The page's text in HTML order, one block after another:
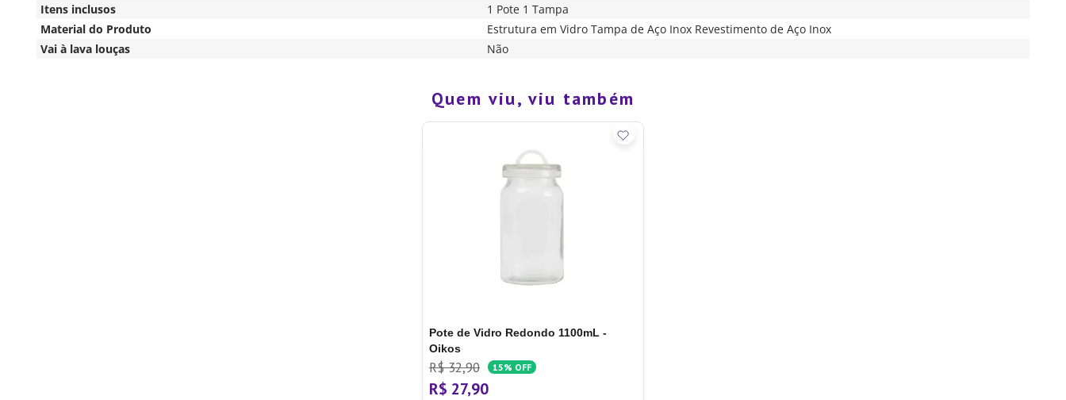
Itens inclusos
1 Pote 1 Tampa
Material do Produto
Estrutura em Vidro Tampa de Aço Inox Revestimento de Aço Inox
Vai à lava louças
Não
Quem viu, viu também
Pote de Vidro Redondo 1100mL -
Oikos
R$ 32,90 15% OFF
R$ 27,90